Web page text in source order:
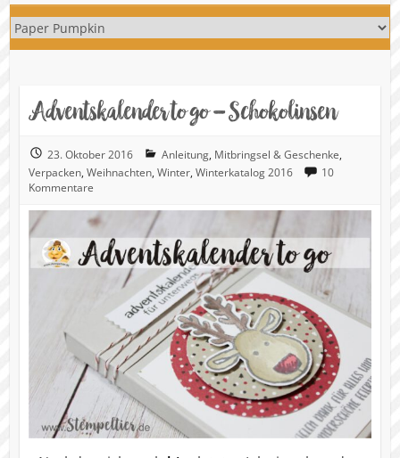
Adventskalender to go – Schokolinsen
23. Oktober 2016 Anleitung, Mitbringsel & Geschenke,
Verpacken, Weihnachten, Winter, Winterkatalog 2016
10
Kommentare